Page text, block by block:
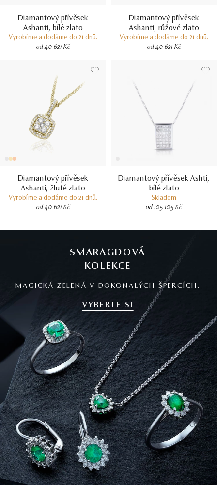
Diamantový přívěsek
Ashanti, bílé zlato
Vyrobíme a dodáme do 21 dnů.
od 40 621 Kč
Diamantový přívěsek
Ashanti, růžové zlato
Vyrobíme a dodáme do 21 dnů.
od 40 621 Kč
Diamantový přívěsek
Ashanti, žluté zlato
Vyrobíme a dodáme do 21 dnů.
od 40 621 Kč
Diamantový přívěsek Ashti,
bílé zlato
Skladem
od 105 105 Kč
SMARAGDOVÁ
KOLEKCE
MAGICKÁ ZELENÁ V DOKONALÝCH ŠPERCÍCH.
VYBERTE SI